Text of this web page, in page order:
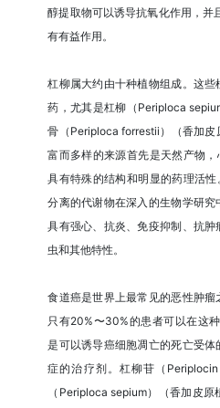
醇提取物可以诱导抗氧化作用，并
有有益作用。
杠柳属大约由十种植物组成。这
药，尤其是杠柳（Periploca
骨（Periploca forrestii）（香加皮
富而多样的来源首先是天然产物
具有特殊的结构和明显的药理活
分离的代谢物在深入的生物学研
具有强心、抗炎、免疫抑制、抗
虫和其他特性。
食道癌是世界上最常见的恶性肿瘤
只有20%〜30%的患者可以在这
是可以诱导癌细胞凋亡的死亡受
症的治疗剂。杠柳苷（
（Periploca sepium）（香加皮原